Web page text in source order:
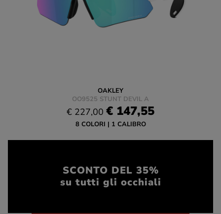
OAKLEY
OO9525 STUNT DEVIL A
€ 227,00 € 147,55
8 COLORI 1 CALIBRO
SCONTO DEL 35%
su tutti gli occhiali